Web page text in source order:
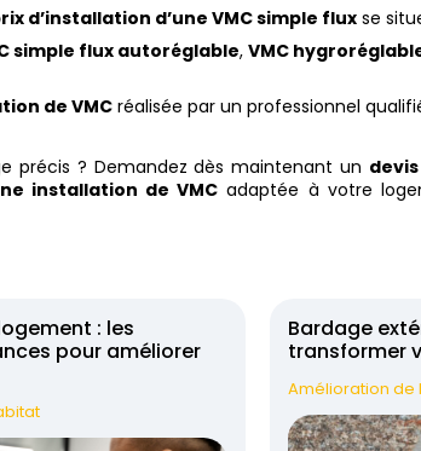
d’installation d’une VMC simple flux se
simple flux autoréglable,VMC
de VMCréalisée par un professionnel
précis ? Demandez dès maintenant un
installation de VMC adaptée à votre
: les
pour améliorer
Bardage
transformer
Amélioration de